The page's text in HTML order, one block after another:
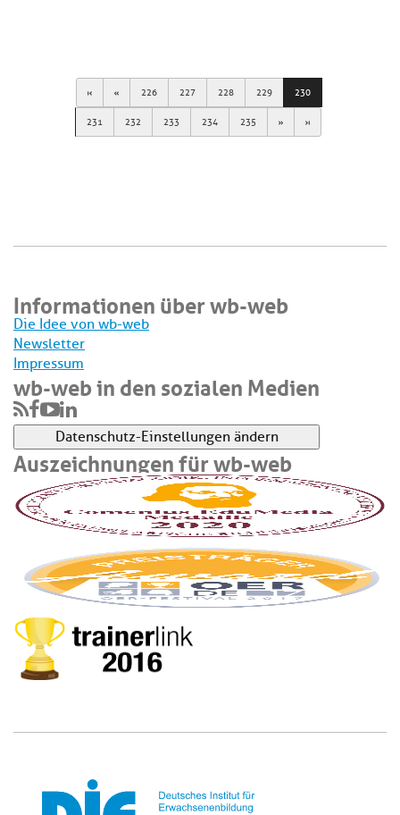
First Previous
226 227 228 229 230
231 232 233 234 235 Next Last
Informationen über wb-web
Die Idee von wb-web
Newsletter
Impressum
wb-web in den sozialen Medien
Datenschutz-Einstellungen ändern
Auszeichnungen für wb-web